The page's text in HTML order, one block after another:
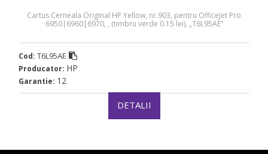
Cartus Cerneala Original HP Yellow, nr.903, pentru OfficeJet Pro
6950|6960|6970, , (timbru verde 0.15 lei), „T6L95AE”
Cod: T6L95AE
Producator: HP
Garantie: 12
DETALII